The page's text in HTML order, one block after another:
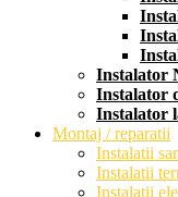
Instalator
Instalator
Instalator
Montaj / reparatii
Instalatii
Instalatii
Instalatii